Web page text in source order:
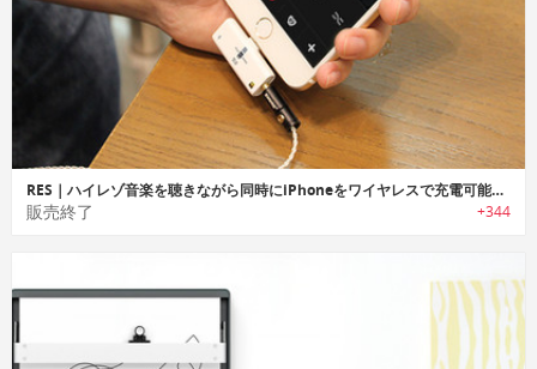
RES｜ハイレゾ音楽を聴きながら同時にiPhoneをワイヤレスで充電可能なiPhone7用ミュージックデバイス「レス」
販売終了 +344